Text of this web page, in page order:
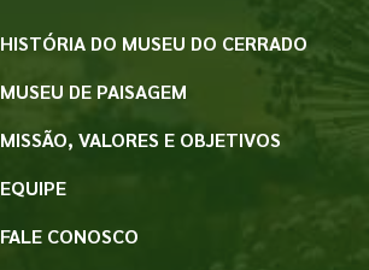
HISTÓRIA DO MUSEU DO CERRADO
MUSEU DE PAISAGEM
MISSÃO, VALORES E OBJETIVOS
EQUIPE
FALE CONOSCO